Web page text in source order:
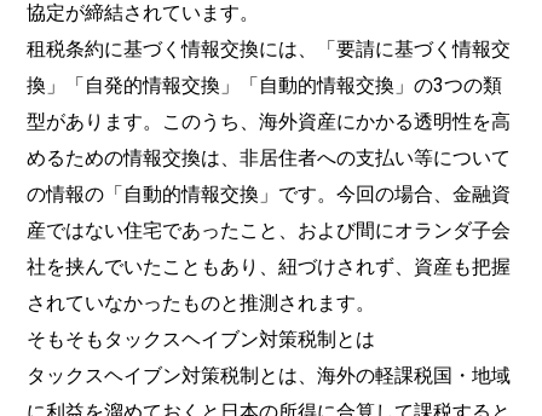
協定が締結されています。
租税条約に基づく情報交換には、「要請に基づく情報交
換」「自発的情報交換」「自動的情報交換」の3つの類
型があります。このうち、海外資産にかかる透明性を高
めるための情報交換は、非居住者への支払い等について
の情報の「自動的情報交換」です。今回の場合、金融資
産ではない住宅であったこと、および間にオランダ子会
社を挟んでいたこともあり、紐づけされず、資産も把握
されていなかったものと推測されます。
そもそもタックスヘイブン対策税制とは
タックスヘイブン対策税制とは、海外の軽課税国・地域